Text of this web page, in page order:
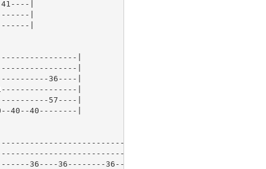
|
|
|
|
|
36----|
|
57----|
40--40--------|
|
|
36----36--------36----|